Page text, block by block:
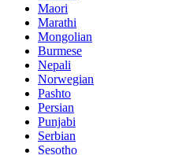
Maori
Marathi
Mongolian
Burmese
Nepali
Norwegian
Pashto
Persian
Punjabi
Serbian
Sesotho